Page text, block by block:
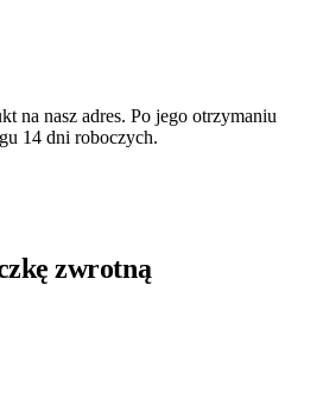
na nasz adres. Po jego otrzymaniu
14 dni roboczych.
zwrotną